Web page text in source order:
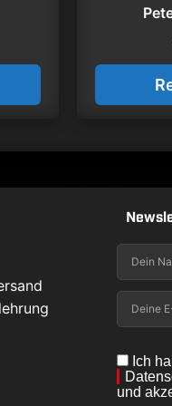
Ich
und